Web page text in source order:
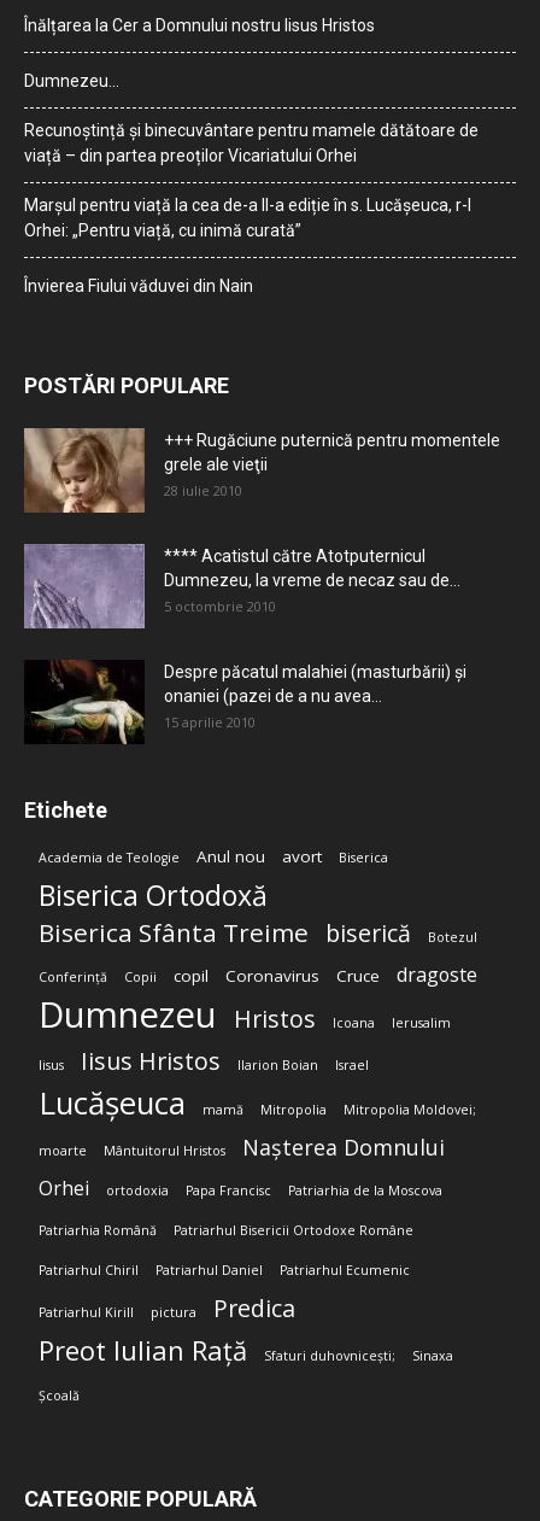
Înălțarea la Cer a Domnului nostru Iisus Hristos
Dumnezeu…
Recunoștință și binecuvântare pentru mamele dătătoare de
viață – din partea preoților Vicariatului Orhei
Marșul pentru viață la cea de-a II-a ediție în s. Lucășeuca, r-l
Orhei: „Pentru viață, cu inimă curată”
Învierea Fiului văduvei din Nain
POSTĂRI POPULARE
+++ Rugăciune puternică pentru momentele
grele ale vieţii
28 iulie 2010
**** Acatistul către Atotputernicul
Dumnezeu, la vreme de necaz sau de...
5 octombrie 2010
Despre păcatul malahiei (masturbării) şi
onaniei (pazei de a nu avea...
15 aprilie 2010
Etichete
Academia de Teologie Anul nou avort Biserica
Biserica Ortodoxă
Biserica Sfânta Treime biserică Botezul
Conferință Copii copil Coronavirus Cruce dragoste
Dumnezeu Hristos Icoana Ierusalim
Iisus Iisus Hristos Ilarion Boian Israel
Lucășeuca mamă Mitropolia Mitropolia Moldovei;
moarte Mântuitorul Hristos Nașterea Domnului
Orhei ortodoxia Papa Francisc Patriarhia de la Moscova
Patriarhia Română Patriarhul Bisericii Ortodoxe Române
Patriarhul Chiril Patriarhul Daniel Patriarhul Ecumenic
Patriarhul Kirill pictura Predica
Preot Iulian Rață Sfaturi duhovnicești; Sinaxa
Școală
CATEGORIE POPULARĂ